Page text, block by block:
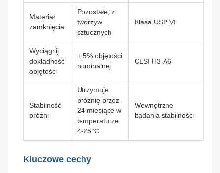
Materiał
zamknięcia
Pozostałe, z
tworzyw
sztucznych
Klasa USP VI
Wyciągnij
dokładność
objętości
± 5% objętości
nominalnej
CLSI H3-A6
Stabilność
próżni
Utrzymuje
próżnię przez
24 miesiące w
temperaturze
4-25°C
Wewnętrzne
badania stabilności
Kluczowe cechy